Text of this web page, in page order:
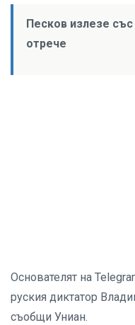
Песков излезе
отрече
Основателят на
руския диктатор
съобщи Униан.